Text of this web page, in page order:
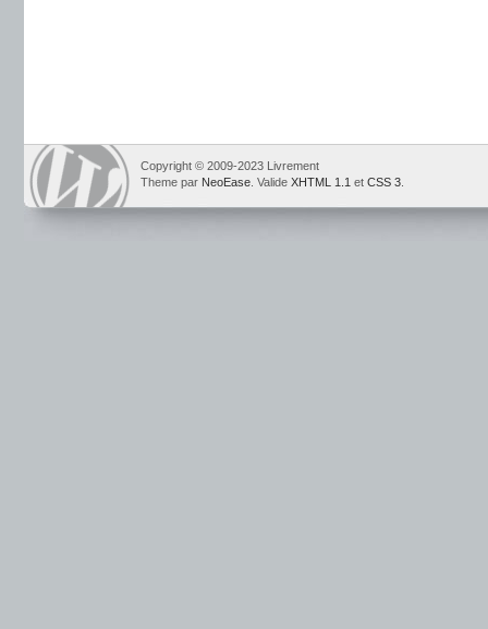
Copyright © 2009-2023 Livrement
Theme par NeoEase . Valide XHTML 1.1 et CSS 3